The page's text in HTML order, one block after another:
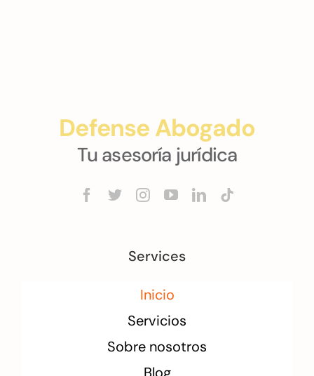
Defense Abogado
Tu asesoría jurídica
Services
Inicio
Servicios
Sobre nosotros